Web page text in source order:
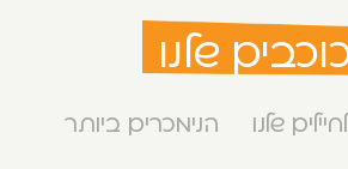
שלנו
לחיילים שלנו הנימכרים ביותר